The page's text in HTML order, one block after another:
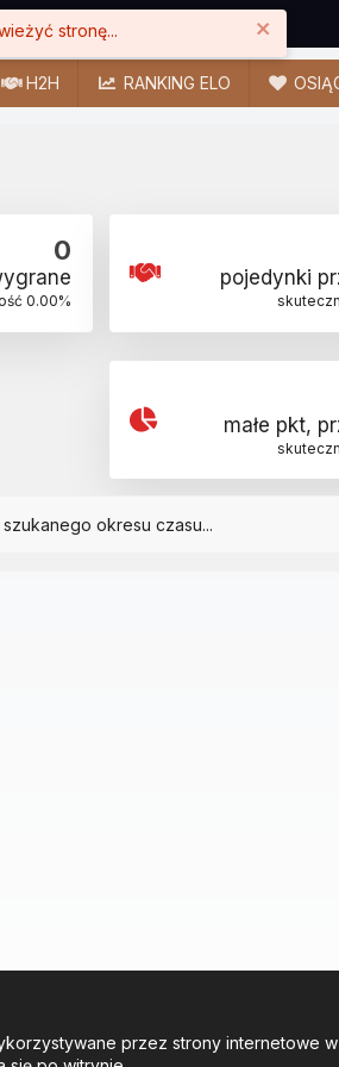
H2H RANKING ELO
0
0.00%
pojedynki
małe pkt,
okresu czasu...
przez strony internetowe
stronę...